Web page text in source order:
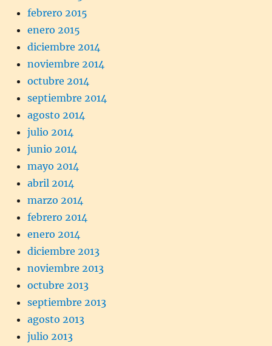
febrero 2015
enero 2015
diciembre 2014
noviembre 2014
octubre 2014
septiembre 2014
agosto 2014
julio 2014
junio 2014
mayo 2014
abril 2014
marzo 2014
febrero 2014
enero 2014
diciembre 2013
noviembre 2013
octubre 2013
septiembre 2013
agosto 2013
julio 2013